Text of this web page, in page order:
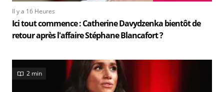
Il y a 16 Heures
Ici tout commence : Catherine Davydzenka bientôt de
retour après l'affaire Stéphane Blancafort ?
2 min